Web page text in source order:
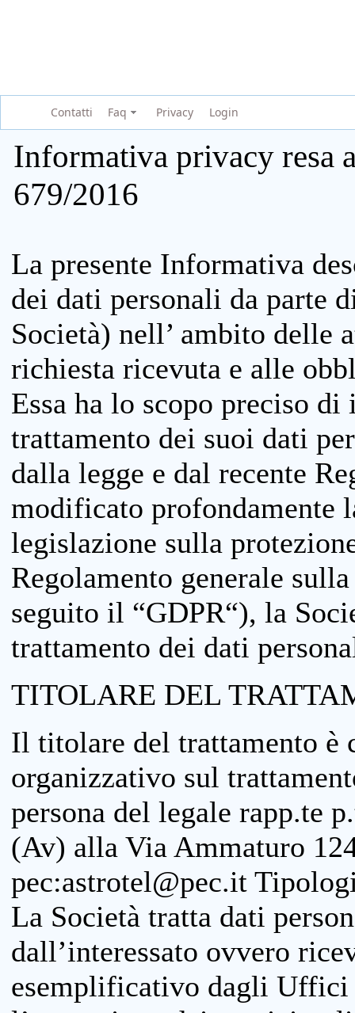
Contatti Faq Privacy Login
Informativa privacy resa
679/2016
La presente Informativa
dei dati personali da parte
Società) nell’ ambito delle
richiesta ricevuta e alle
Essa ha lo scopo preciso
trattamento dei suoi dati
dalla legge e dal recente
modificato profondamente
legislazione sulla
Regolamento generale
seguito il “GDPR“), la
trattamento dei dati
TITOLARE DEL
Il titolare del trattamento è
organizzativo sul
persona del legale rapp.te
(Av) alla Via Ammaturo
pec:astrotel@pec.it
La Società tratta dati
dall’interessato ovvero
esemplificativo dagli